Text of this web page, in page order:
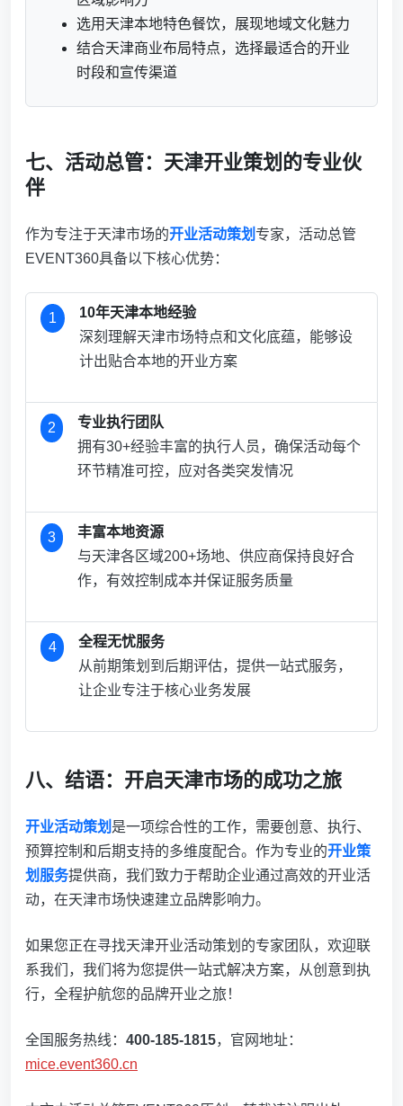
选用天津本地特色餐饮，展现地域文化魅力
结合天津商业布局特点，选择最适合的开业
时段和宣传渠道
七、活动总管：天津开业策划的专业伙
伴
作为专注于天津市场的开业活动策划 专家，活动总管
EVENT360具备以下核心优势：
1
10年天津本地经验
深刻理解天津市场特点和文化底蕴，能够设
计出贴合本地的开业方案
2
专业执行团队
拥有30+经验丰富的执行人员，确保活动每个
环节精准可控，应对各类突发情况
3
丰富本地资源
与天津各区域200+场地、供应商保持良好合
作，有效控制成本并保证服务质量
4
全程无忧服务
从前期策划到后期评估，提供一站式服务，
让企业专注于核心业务发展
八、结语：开启天津市场的成功之旅
开业活动策划 是一项综合性的工作，需要创意、执行、
预算控制和后期支持的多维度配合。作为专业的开业策
划服务提供商，我们致力于帮助企业通过高效的开业活
动，在天津市场快速建立品牌影响力。
如果您正在寻找天津开业活动策划的专家团队，欢迎联
系我们，我们将为您提供一站式解决方案，从创意到执
行，全程护航您的品牌开业之旅！
全国服务热线： 400-185-1815，官网地址：
mice.event360.cn